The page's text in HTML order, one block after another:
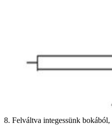
8. Felváltva integessünk